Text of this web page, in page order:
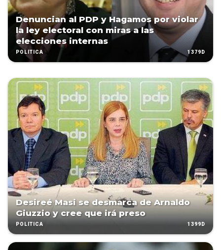
Denuncian al PDP y Hagamos por violar
la ley electoral con miras a las
elecciones internas
POLÍTICA 1379D
Desireé Masi se desmarca de Arnaldo
Giuzzio y cree que irá preso
POLÍTICA 1399D